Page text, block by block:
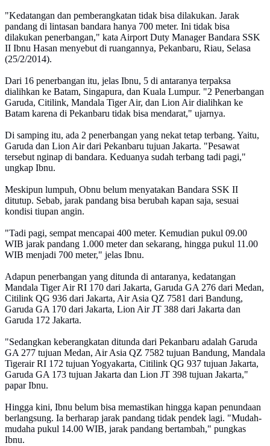
"Kedatangan dan pemberangkatan tidak bisa dilakukan. Jarak
pandang di lintasan bandara hanya 700 meter. Ini tidak bisa
dilakukan penerbangan," kata Airport Duty Manager Bandara SSK
II Ibnu Hasan menyebut di ruangannya, Pekanbaru, Riau, Selasa
(25/2/2014).
Dari 16 penerbangan itu, jelas Ibnu, 5 di antaranya terpaksa
dialihkan ke Batam, Singapura, dan Kuala Lumpur. "2 Penerbangan
Garuda, Citilink, Mandala Tiger Air, dan Lion Air dialihkan ke
Batam karena di Pekanbaru tidak bisa mendarat," ujarnya.
Di samping itu, ada 2 penerbangan yang nekat tetap terbang. Yaitu,
Garuda dan Lion Air dari Pekanbaru tujuan Jakarta. "Pesawat
tersebut nginap di bandara. Keduanya sudah terbang tadi pagi,"
ungkap Ibnu.
Meskipun lumpuh, Obnu belum menyatakan Bandara SSK II
ditutup. Sebab, jarak pandang bisa berubah kapan saja, sesuai
kondisi tiupan angin.
"Tadi pagi, sempat mencapai 400 meter. Kemudian pukul 09.00
WIB jarak pandang 1.000 meter dan sekarang, hingga pukul 11.00
WIB menjadi 700 meter," jelas Ibnu.
Adapun penerbangan yang ditunda di antaranya, kedatangan
Mandala Tiger Air RI 170 dari Jakarta, Garuda GA 276 dari Medan,
Citilink QG 936 dari Jakarta, Air Asia QZ 7581 dari Bandung,
Garuda GA 170 dari Jakarta, Lion Air JT 388 dari Jakarta dan
Garuda 172 Jakarta.
"Sedangkan keberangkatan ditunda dari Pekanbaru adalah Garuda
GA 277 tujuan Medan, Air Asia QZ 7582 tujuan Bandung, Mandala
Tigerair RI 172 tujuan Yogyakarta, Citilink QG 937 tujuan Jakarta,
Garuda GA 173 tujuan Jakarta dan Lion JT 398 tujuan Jakarta,"
papar Ibnu.
Hingga kini, Ibnu belum bisa memastikan hingga kapan penundaan
berlangsung. Ia berharap jarak pandang tidak pendek lagi. "Mudah-
mudaha pukul 14.00 WIB, jarak pandang bertambah," pungkas
Ibnu.